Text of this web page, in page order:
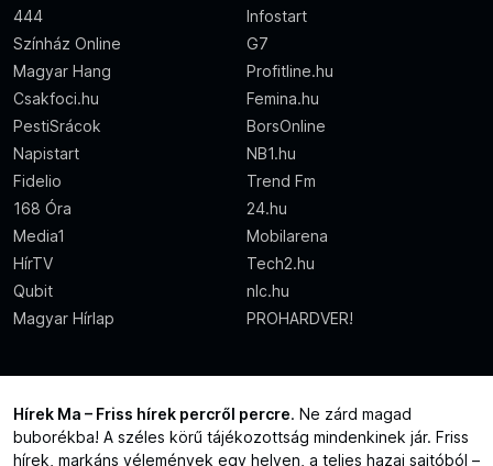
444
Infostart
Színház Online
G7
Magyar Hang
Profitline.hu
Csakfoci.hu
Femina.hu
PestiSrácok
BorsOnline
Napistart
NB1.hu
Fidelio
Trend Fm
168 Óra
24.hu
Media1
Mobilarena
HírTV
Tech2.hu
Qubit
nlc.hu
Magyar Hírlap
PROHARDVER!
Hírek Ma – Friss hírek percről percre. Ne zárd magad
buborékba! A széles körű tájékozottság mindenkinek jár. Friss
hírek, markáns vélemények egy helyen, a teljes hazai sajtóból –